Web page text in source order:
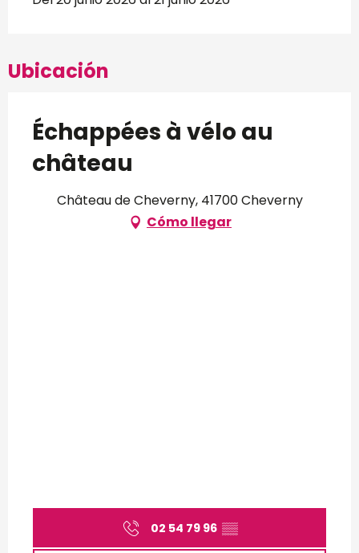
Ubicación
Échappées à vélo au
château
Château de Cheverny, 41700 Cheverny
Cómo llegar
02 54 79 96 ▒▒